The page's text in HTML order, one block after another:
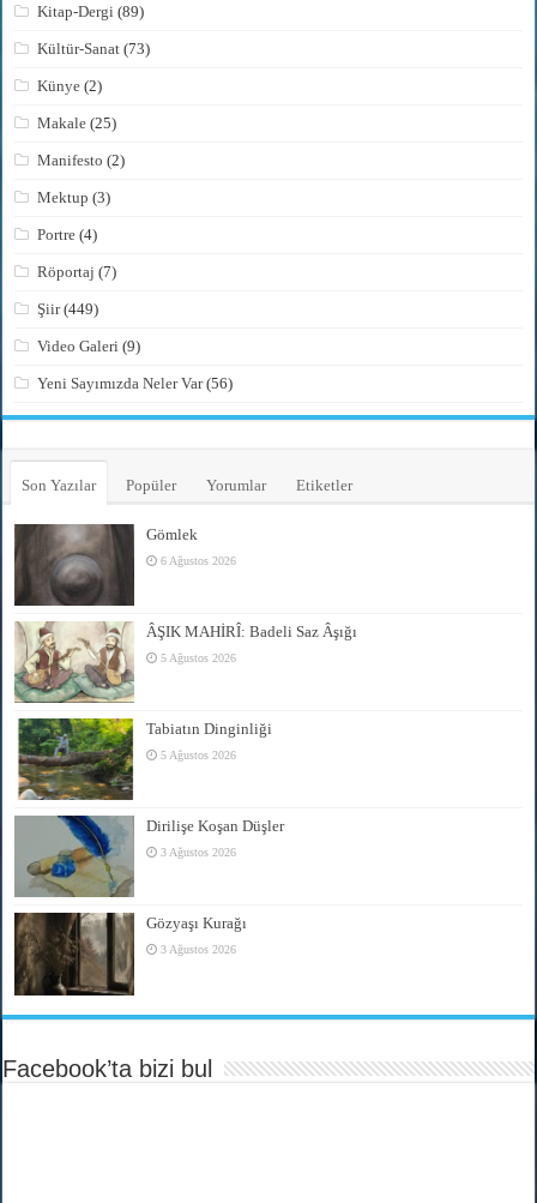
Kitap-Dergi (89)
Kültür-Sanat (73)
Künye (2)
Makale (25)
Manifesto (2)
Mektup (3)
Portre (4)
Röportaj (7)
Şiir(449)
Video Galeri (9)
Yeni Sayımızda Neler Var(56)
Son Yazılar Popüler Yorumlar Etiketler
Gömlek
6 Ağustos 2026
ÂŞIK MAHİRÎ: Badeli Saz Âşığı
5 Ağustos 2026
Tabiatın Dinginliği
5 Ağustos 2026
Dirilişe Koşan Düşler
3 Ağustos 2026
Gözyaşı Kurağı
3 Ağustos 2026
Facebook’ta bizi bul